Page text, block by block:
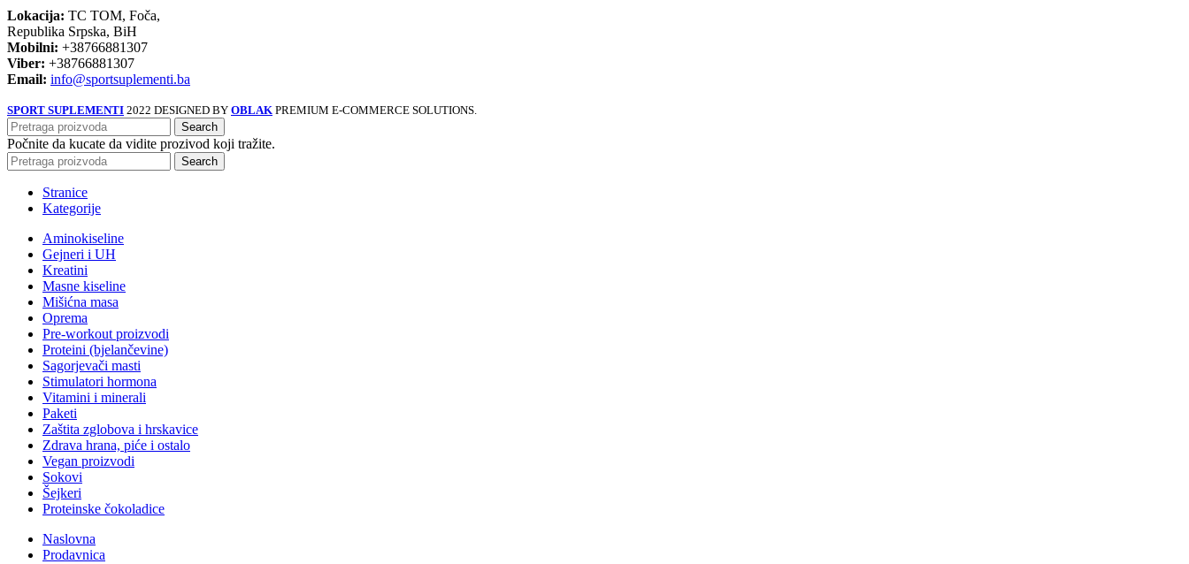
Lokacija: TC TOM, Foča,
Republika Srpska, BiH
Mobilni: +38766881307
Viber: +38766881307
Email: info@sportsuplementi.ba
SPORT SUPLEMENTI 2022 DESIGNED BY OBLAK PREMIUM E-COMMERCE SOLUTIONS.
Search
Počnite da kucate da vidite prozivod koji tražite.
Search
Stranice
Kategorije
Aminokiseline
Gejneri i UH
Kreatini
Masne kiseline
Mišićna masa
Oprema
Pre-workout proizvodi
Proteini (bjelančevine)
Sagorjevači masti
Stimulatori hormona
Vitamini i minerali
Paketi
Zaštita zglobova i hrskavice
Zdrava hrana, piće i ostalo
Vegan proizvodi
Sokovi
Šejkeri
Proteinske čokoladice
Naslovna
Prodavnica